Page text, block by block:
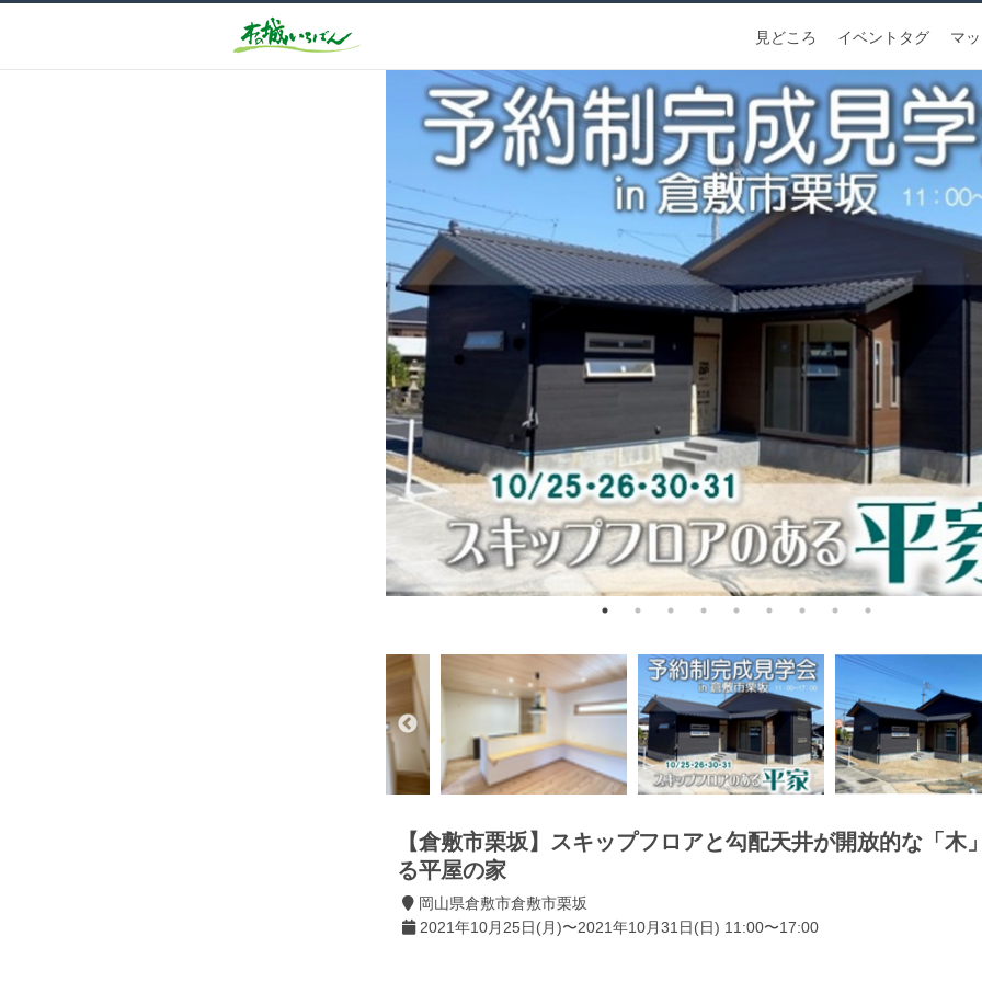
見どころ イベントタグ マ
【倉敷市栗坂】スキップフロアと勾配天井が開放的な「木
る平屋の家
岡山県倉敷市倉敷市栗坂
2021年10月25日(月)〜2021年10月31日(日) 11:00〜17:00